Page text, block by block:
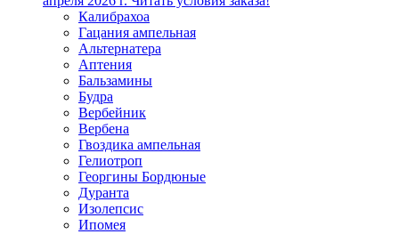
Калибрахоа
Гацания ампельная
Альтернатера
Аптения
Бальзамины
Будра
Вербейник
Вербена
Гвоздика ампельная
Гелиотроп
Георгины Бордюные
Дуранта
Изолепсис
Ипомея